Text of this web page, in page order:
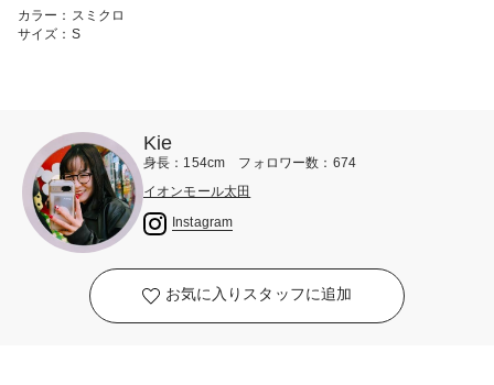
カラー：スミクロ
サイズ：S
Kie
身長：154cm フォロワー数：674
イオンモール太田
Instagram
お気に入りスタッフに追加